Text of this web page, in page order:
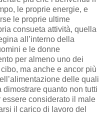
le proprie energie, e
le proprie ultime
consueta attività, quella
all’interno della
e le donne
per almeno uno dei
ma anche e ancor più
delle quali
quanto non tutti
considerato il male
il carico di lavoro del